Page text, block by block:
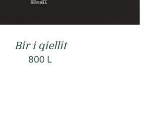
Bir i qiellit
800 L